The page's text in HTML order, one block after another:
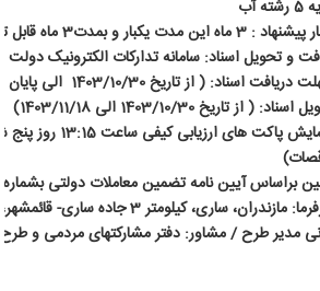
و بمدت3 ماه قابل تمدید می باشد.
و تحویل اسناد: سامانه تدارکات الکترونیک دولت
( از تاریخ 1403/10/30 الی پایان ساعت اداری روز 1403/11/03)
تاریخ 1403/10/30 الی 1403/11/18)
آیین نامه تضمین معاملات دولتی بشماره 123402/ت 50659 هـ مورخ 22/9/94
ساری، کیلومتر 3 جاده ساری- قائمشهر، کدپستی 48158-98643
مدیر طرح / مشاور: دفتر مشارکتهای مردمی و طرح